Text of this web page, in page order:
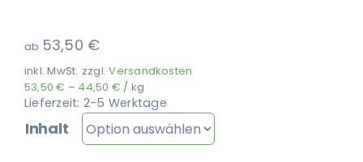
ab 53,50 €
inkl. MwSt. zzgl.Versandkosten
53,50€ – 44,50 € / kg
Lieferzeit: 2-5 Werktage
Inhalt